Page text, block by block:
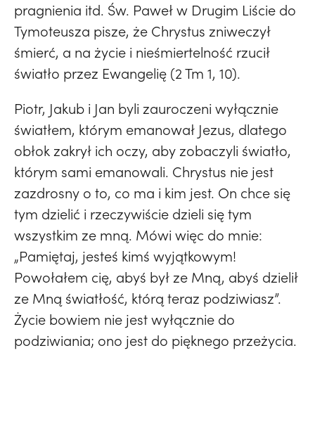
pragnienia itd. Św. Paweł w Drugim Liście do
Tymoteusza pisze, że Chrystus zniweczył
śmierć, a na życie i nieśmiertelność rzucił
światło przez Ewangelię (2 Tm 1, 10).
Piotr, Jakub i Jan byli zauroczeni wyłącznie
światłem, którym emanował Jezus, dlatego
obłok zakrył ich oczy, aby zobaczyli światło,
którym sami emanowali. Chrystus nie jest
zazdrosny o to, co ma i kim jest. On chce się
tym dzielić i rzeczywiście dzieli się tym
wszystkim ze mną. Mówi więc do mnie:
„Pamiętaj, jesteś kimś wyjątkowym!
Powołałem cię, abyś był ze Mną, abyś dzielił
ze Mną światłość, którą teraz podziwiasz”.
Życie bowiem nie jest wyłącznie do
podziwiania; ono jest do pięknego przeżycia.